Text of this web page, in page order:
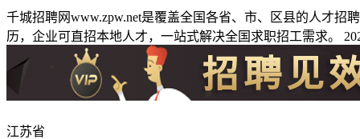
千城招聘网www.zpw.net是覆盖全国各省、市、区县的人才
历，企业可直招本地人才，一站式解决全国求职招工需求。
江苏省